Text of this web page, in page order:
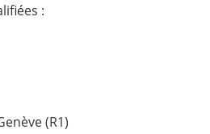
:
(R1)